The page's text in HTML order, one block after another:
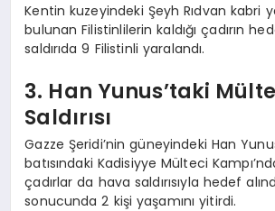
Kentin kuzeyindeki Şeyh Rıdvan kabri
bulunan Filistinlilerin kaldığı çadırın
saldırıda 9 Filistinli yaralandı.
3. Han Yunus’taki
Saldırısı
Gazze Şeridi’nin güneyindeki Han
batısındaki Kadisiyye Mülteci
çadırlar da hava saldırısıyla hedef
sonucunda 2 kişi yaşamını yitirdi.